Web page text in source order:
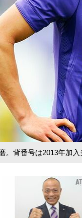
。背番号は2013年加